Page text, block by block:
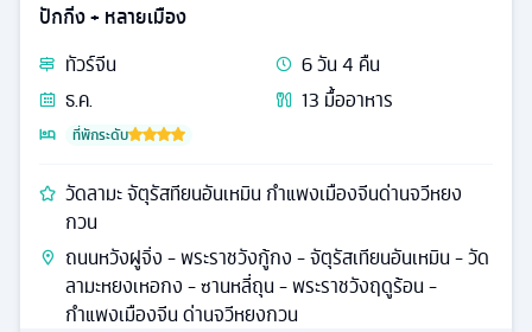
ปักกิ่ง + หลายเมือง
ทัวร์จีน 6วัน4 คืน
ธ.ค.
13 มื้ออาหาร
ที่พักระดับ
วัดลามะ จัตุรัสทียนอันเหมิน กำแพงเมืองจีนด่านจวีหยง
กวน
ถนนหวังฝูจิ่ง - พระราชวังกู้กง - จัตุรัสเทียนอันเหมิน - วัด
ลามะหยงเหอกง - ซานหลี่ถุน - พระราชวังฤดูร้อน -
กำแพงเมืองจีน ด่านจวีหยงกวน